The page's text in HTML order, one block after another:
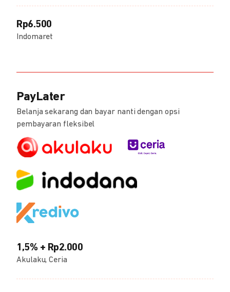
Rp6.500
Indomaret
PayLater
Belanja sekarang dan bayar nanti dengan opsi
pembayaran fleksibel
1,5% + Rp2.000
Akulaku, Ceria